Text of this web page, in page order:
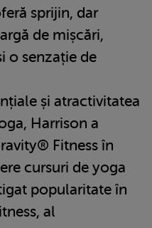
sprijin, dar
de mișcări,
o senzație de
și atractivitatea
Harrison a
Fitness în
cursuri de yoga
popularitate în
al